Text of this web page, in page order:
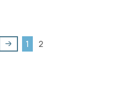
1 2